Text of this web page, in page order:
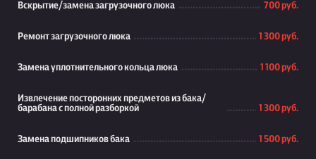
Вскрытие/замена загрузочного люка 700 руб.
Ремонт загрузочного люка 1 300 руб.
Замена уплотнительного кольца люка 1 100 руб.
Извлечение посторонних предметов из бака/
барабана с полной разборкой
1 300 руб.
Замена подшипников бака 1 500 руб.